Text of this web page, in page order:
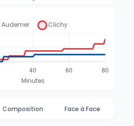
Composition Face à Face